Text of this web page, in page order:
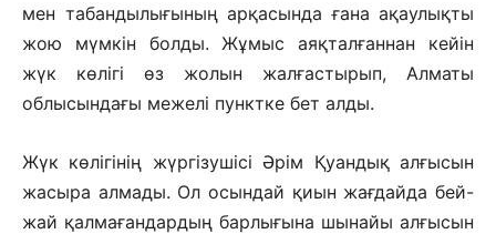
мен табандылығының арқасында ғана ақаулықты
жою мүмкін болды. Жұмыс аяқталғаннан кейін
жүк көлігі өз жолын жалғастырып, Алматы
облысындағы межелі пунктке бет алды.
Жүк көлігінің жүргізушісі Әрім Қуандық алғысын
жасыра алмады. Ол осындай қиын жағдайда бей-
жай қалмағандардың барлығына шынайы алғысын